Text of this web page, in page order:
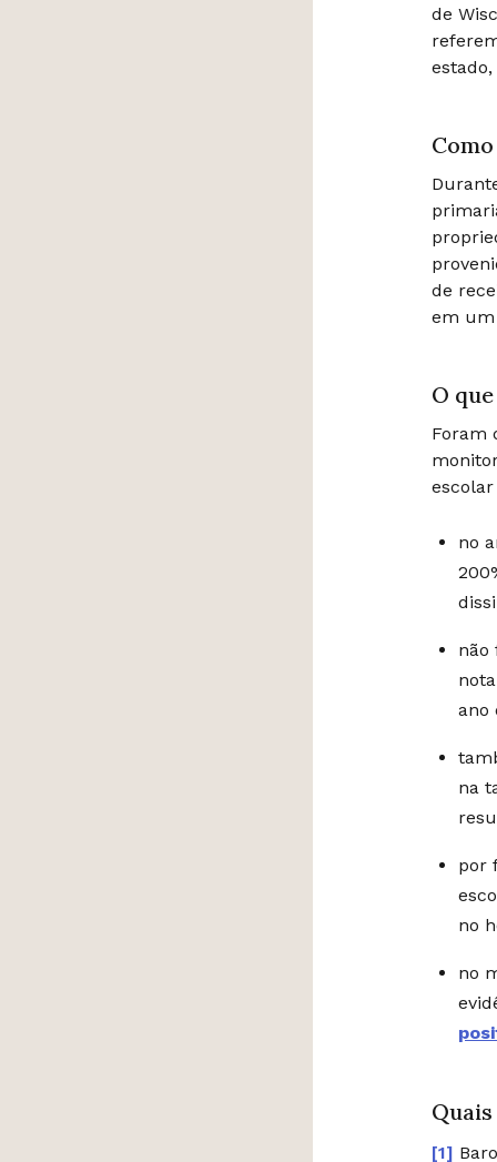
de
estado,
de
em um
O
Foram
no
não
ano
na
por
no
no